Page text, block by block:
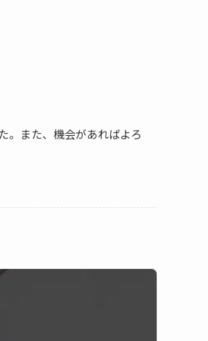
。また、機会があればよろ